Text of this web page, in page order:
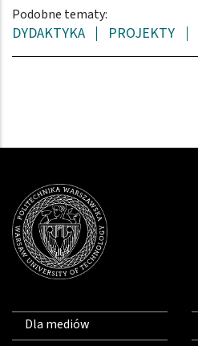
Podobne tematy:
DYDAKTYKA PROJEKTY
Dla mediów